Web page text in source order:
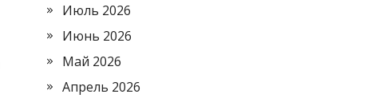
Июль 2026
Июнь 2026
Май 2026
Апрель 2026